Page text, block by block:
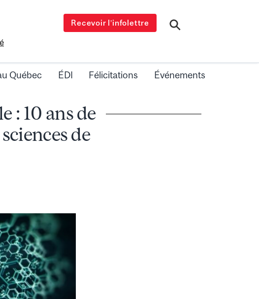
Recevoir l’infolettre
Québec ÉDI Félicitations Événements
: 10 ans de
de